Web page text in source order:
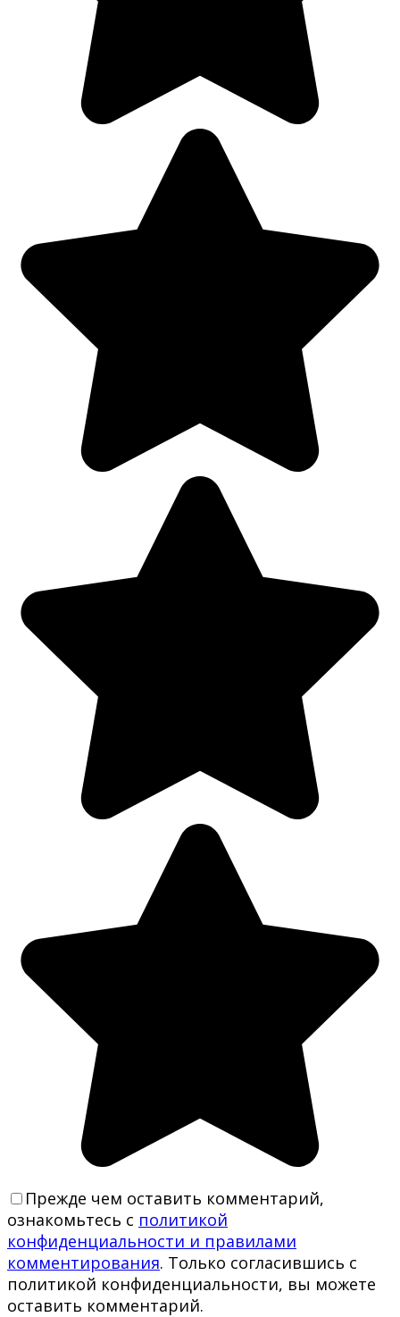
Прежде чем оставить комментарий,
ознакомьтесь с политикой
конфиденциальности и правилами
комментирования. Только согласившись с
политикой конфиденциальности, вы можете
оставить комментарий.